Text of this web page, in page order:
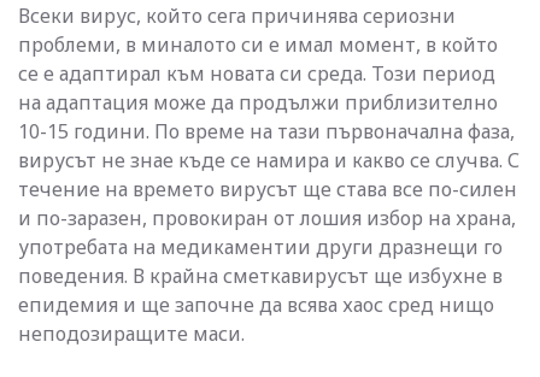
Всеки вирус, който сега причинява сериозни
проблеми, в миналото си е имал момент, в който
се е адаптирал към новата си среда. Този период
на адаптация може да продължи приблизително
10-15 години. По време на тази първоначална фаза,
вирусът не знае къде се намира и какво се случва. С
течение на времето вирусът ще става все по-силен
и по-заразен, провокиран от лошия избор на храна,
употребата на медикаментии други дразнещи го
поведения. В крайна сметкавирусът ще избухне в
епидемия и ще започне да всява хаос сред нищо
неподозиращите маси.